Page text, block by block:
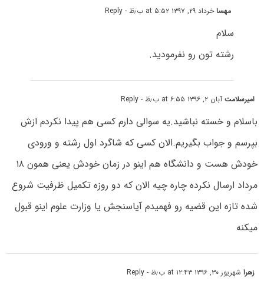
مهساخرداد ۲۹, ۱۳۹۷ at ۵:۵۲ ب٫ظ - Reply
سلام
رشته تون رو نفرمودید.
امیرسلامتآبان ۲, ۱۳۹۶ at ۶:۵۵ ب٫ظ - Reply
باسلام و خسته نباشید.یه سوالی دارم کسی هم پیدا نکردم ازش
بپرسم و جواب بگیریم.الان کسی که شاگرد اول رشته و ورودی
خودش هست و دانشگاه هم اینو در زمان خودش یعنی همون ۱۸
مرداد ارسال نکرده چاره چیه الان که دو روزه تکمیل ظرفیت شروع
شده تازه این قضیه رو فهمیدم آیاسنجش یا وزارت علوم اینو قبول
میکنه
زهراشهریور ۳۰, ۱۳۹۶ at ۱۲:۴۳ ب٫ظ - Reply